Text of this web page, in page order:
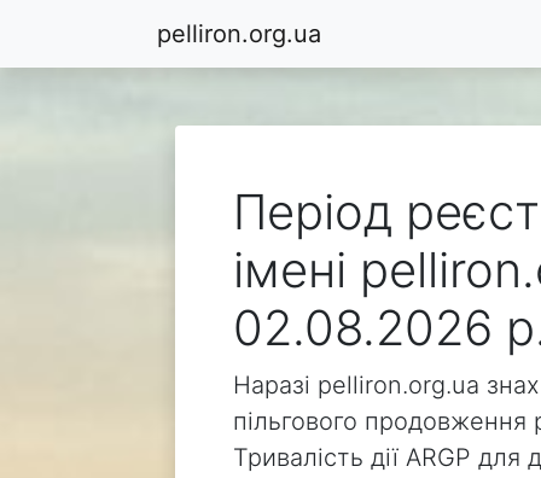
pelliron.org.ua
Період
імені
02.08.2026
Наразі pelliron.org.ua
пільгового продовження
Тривалість дії ARGP